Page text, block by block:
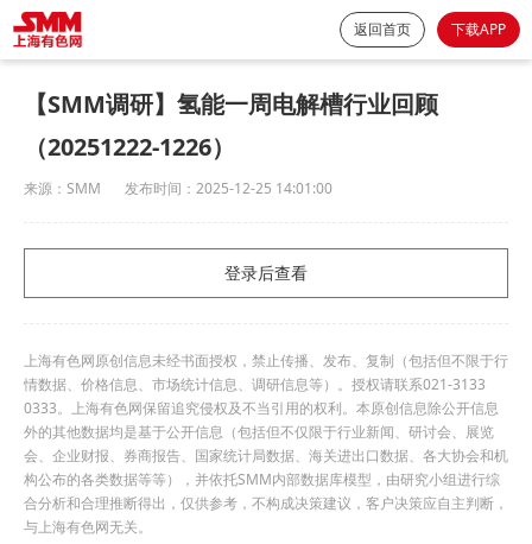
返回首页 下载APP
【SMM调研】氢能一周电解槽行业回顾
（20251222-1226）
来源： SMM 发布时间： 2025-12-25 14:01:00
登录后查看
上海有色网原创信息未经书面授权，禁止传播、发布、复制（包括但不限于行
情数据、价格信息、市场统计信息、调研信息等）。授权请联系021-3133
0333。上海有色网保留追究侵权及不当引用的权利。本原创信息除公开信息
外的其他数据均是基于公开信息（包括但不仅限于行业新闻、研讨会、展览
会、企业财报、券商报告、国家统计局数据、海关进出口数据、各大协会和机
构公布的各类数据等等），并依托SMM内部数据库模型，由研究小组进行综
合分析和合理推断得出，仅供参考，不构成决策建议，客户决策应自主判断，
与上海有色网无关。